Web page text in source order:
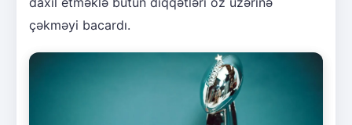
çəkməyi bacardı.